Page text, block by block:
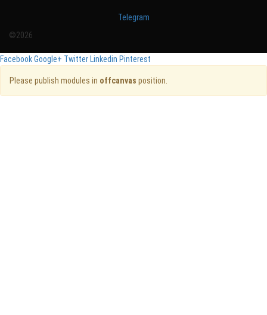
Telegram
©2026
FacebookGoogle+ TwitterLinkedin Pinterest
Please publish modules in offcanvas position.